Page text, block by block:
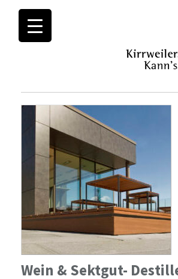
Wein & Sektgut-